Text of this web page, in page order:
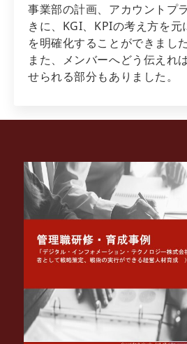
事業部の計画、アカウントプ
きに、KGI、KPIの考え方を元
を明確化することができました
また、メンバーへどう伝えれ
せられる部分もありました。